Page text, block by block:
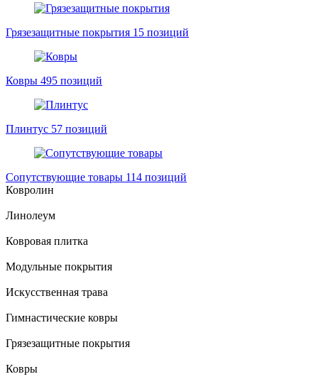
Грязезащитные покрытия 15 позиций
Ковры 495 позиций
Плинтус 57 позиций
Сопутствующие товары 114 позиций
Ковролин
Линолеум
Ковровая плитка
Модульные покрытия
Искусственная трава
Гимнастические ковры
Грязезащитные покрытия
Ковры